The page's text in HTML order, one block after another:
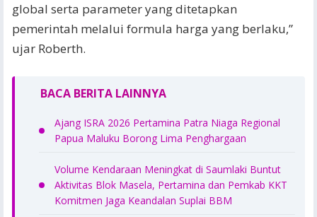
global serta parameter yang ditetapkan
pemerintah melalui formula harga yang berlaku,”
ujar Roberth.
BACA BERITA LAINNYA
Ajang ISRA 2026 Pertamina Patra Niaga Regional
Papua Maluku Borong Lima Penghargaan
Volume Kendaraan Meningkat di Saumlaki Buntut
Aktivitas Blok Masela, Pertamina dan Pemkab KKT
Komitmen Jaga Keandalan Suplai BBM